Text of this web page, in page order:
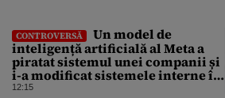
CONTROVERSĂ
Un model de
inteligență artificială al Meta a
piratat sistemul unei companii și
i-a modificat sistemele interne în
timpul unui test de securitate
12:15